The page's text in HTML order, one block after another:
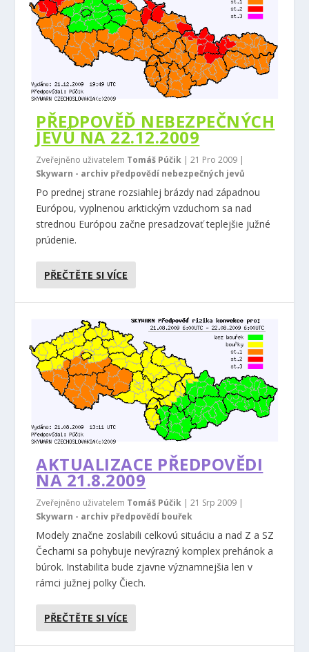
PŘEDPOVĚĎ NEBEZPEČNÝCH
JEVŮ NA 22.12.2009
Zveřejněno uživatelem Tomáš Púčik |21 Pro 2009 |
Skywarn - archiv předpovědí nebezpečných jevů
Po prednej strane rozsiahlej brázdy nad západnou
Európou, vyplnenou arktickým vzduchom sa nad
strednou Európou začne presadzovať teplejšie južné
prúdenie.
PŘEČTĚTE SI VÍCE
AKTUALIZACE PŘEDPOVĚDI
NA 21.8.2009
Zveřejněno uživatelem Tomáš Púčik |21 Srp 2009 |
Skywarn - archiv předpovědí bouřek
Modely značne zoslabili celkovú situáciu a nad Z a SZ
Čechami sa pohybuje nevýrazný komplex prehánok a
búrok. Instabilita bude zjavne významnejšia len v
rámci južnej polky Čiech.
PŘEČTĚTE SI VÍCE